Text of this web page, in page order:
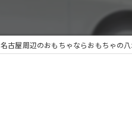
名古屋周辺のおもちゃならおもちゃの